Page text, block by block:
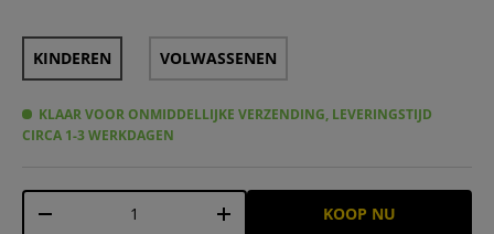
KINDEREN VOLWASSENEN
KLAAR VOOR ONMIDDELLIJKE VERZENDING, LEVERINGSTIJD
CIRCA 1-3 WERKDAGEN
Aantal
-
+ KOOP NU